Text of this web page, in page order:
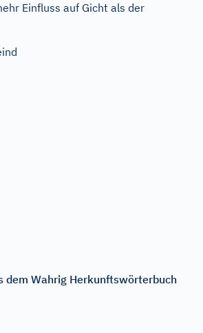
Einfluss auf Gicht als der
dem Wahrig Herkunftswörterbuch